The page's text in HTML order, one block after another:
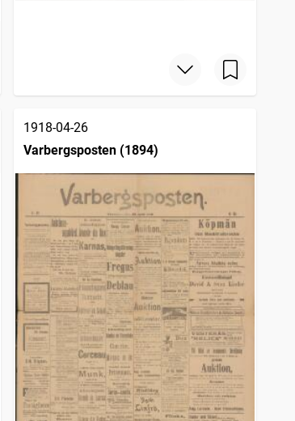
1918-04-26
Varbergsposten (1894)